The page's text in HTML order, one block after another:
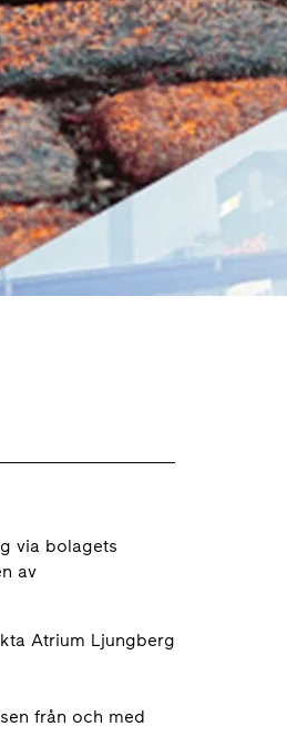
via bolagets
av
Atrium Ljungberg
från och med